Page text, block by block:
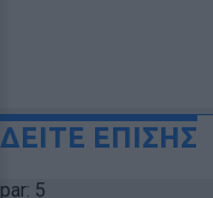
ΔΕΙΤΕ ΕΠΙΣΗΣ
par: 5